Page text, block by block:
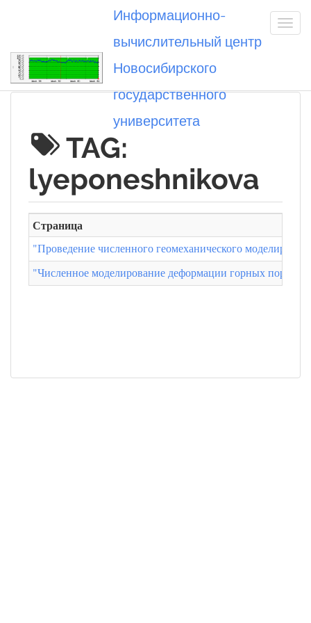
Информационно-
вычислительный центр
Новосибирского
государственного
университета
Вы посетили
TAG:
lyeponeshnikova
Страница
"Проведение численного геомеханического
"Численное моделирование деформации горных